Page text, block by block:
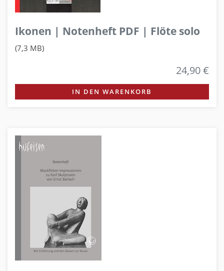
Ikonen | Notenheft PDF | Flöte solo
(7,3 MB)
24,90 €
IN DEN WARENKORB